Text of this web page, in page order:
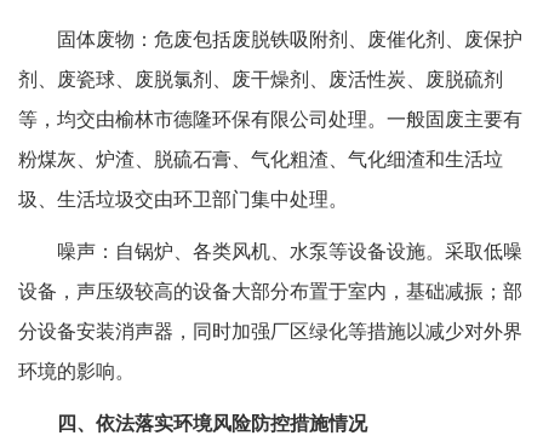
固体废物：危废包括废脱铁吸附剂、废催化剂、废保护
剂、废瓷球、废脱氯剂、废干燥剂、废活性炭、废脱硫剂
等，均交由榆林市德隆环保有限公司处理。一般固废主要有
粉煤灰、炉渣、脱硫石膏、气化粗渣、气化细渣和生活垃
圾、生活垃圾交由环卫部门集中处理。
噪声：自锅炉、各类风机、水泵等设备设施。采取低噪
设备，声压级较高的设备大部分布置于室内，基础减振；部
分设备安装消声器，同时加强厂区绿化等措施以减少对外界
环境的影响。
四、依法落实环境风险防控措施情况